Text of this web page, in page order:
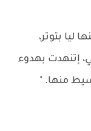
بتوتر،
إتنهدت بهدوء
منها. "